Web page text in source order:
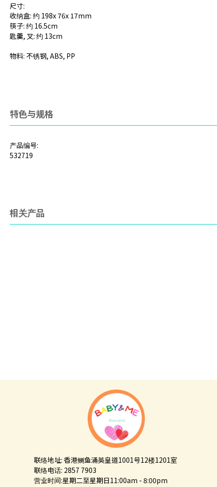
尺寸:
收纳盒: 约 198x 76x 17mm
筷子: 约 16.5cm
匙羹, 叉: 约 13cm
物料: 不锈钢, ABS, PP
特色与规格
产品编号:
532719
相关产品
联络地址: 香港鲗鱼涌英皇道1001号12楼1201室
联络电话: 2857 7903
营业时间:星期二至星期日11:00am - 8:00pm